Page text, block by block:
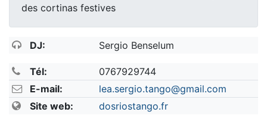
des cortinas festives
DJ: Sergio Benselum
Tél:
0767929744
E-mail:
lea.sergio.tango@gmail.com
Site web:
dosriostango.fr